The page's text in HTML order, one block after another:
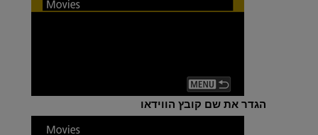
הגדר את שם קובץ הווידאו